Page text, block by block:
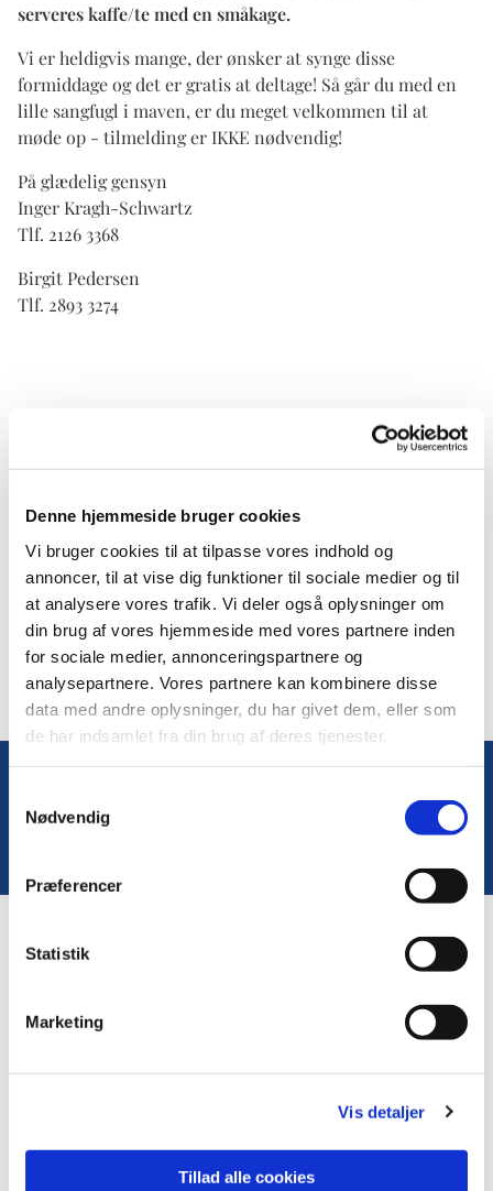
Denne hjemmeside bruger cookies
Vi bruger cookies til at tilpasse vores indhold og
annoncer, til at vise dig funktioner til sociale medier og til
at analysere vores trafik. Vi deler også oplysninger om
din brug af vores hjemmeside med vores partnere inden
for sociale medier, annonceringspartnere og
analysepartnere. Vores partnere kan kombinere disse
data med andre oplysninger, du har givet dem, eller som
de har indsamlet fra din brug af deres tjenester.
Nødvendig
Præferencer
Statistik
Marketing
Vis detaljer
Tillad alle cookies
serveres kaffe/te med en småkage.
Vi er heldigvis mange, der ønsker at synge disse
formiddage og det er gratis at deltage! Så går du med en
lille sangfugl i maven, er du meget velkommen til at
møde op - tilmelding er IKKE nødvendig!
På glædelig gensyn
Inger Kragh-Schwartz
Tlf. 2126 3368
Birgit Pedersen
Tlf. 2893 3274
Du vil måske også kunne lide...